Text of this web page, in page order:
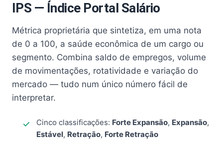
IPS — Índice Portal Salário
Métrica proprietária que sintetiza, em uma nota
de 0 a 100, a saúde econômica de um cargo ou
segmento. Combina saldo de empregos, volume
de movimentações, rotatividade e variação do
mercado — tudo num único número fácil de
interpretar.
Cinco classificações: Forte Expansão, Expansão,
Estável, Retração, Forte Retração